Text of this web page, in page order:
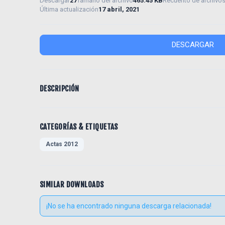
Última actualización17 abril, 2021
DESCARGAR
DESCRIPCIÓN
CATEGORÍAS & ETIQUETAS
Actas 2012
SIMILAR DOWNLOADS
¡No se ha encontrado ninguna descarga relacionada!